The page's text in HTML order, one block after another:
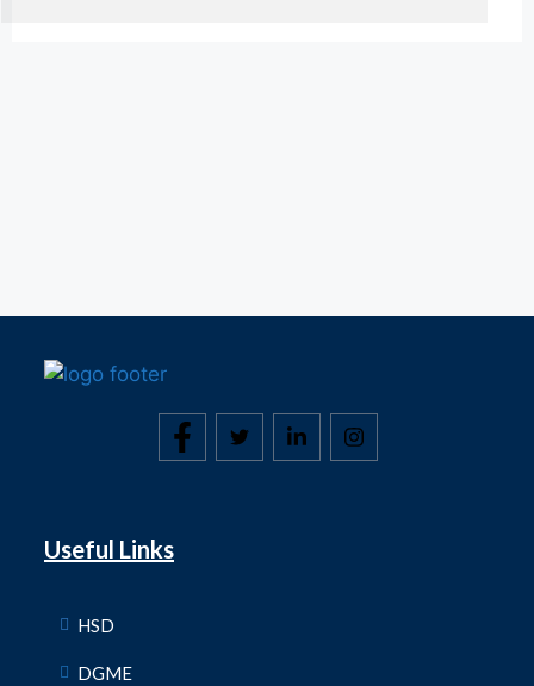
Useful Links
HSD
DGME